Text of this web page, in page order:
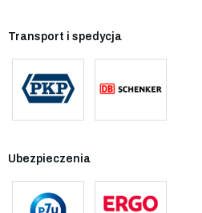
Transport i spedycja
Ubezpieczenia